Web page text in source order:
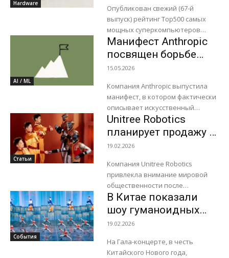
наиболее...
Hardware
производительности
в 2 Эфлопс и стал
самым мощным в
мире
Опубликован свежий (67-й
выпуск) рейтинг Top500 самых
мощных суперкомпьютеров
мира. Первое место, впервые,
заняла китайская система
LineShine, ранее не входившая в
список. Суперкомпьютер
обошел...
AI / ML
Манифест Anthropic
посвящен борьбе
США и Китая за ИИ
15.05.2026
Компания Anthropic выпустила
манифест, в котором фактически
описывает искусственный
интеллект как ключевую
геополитическую технологию XXI
века и предупреждает мир о
грядущей эпохе
автоматизированного
авторитаризма. ИИ...
Статьи
Unitree Robotics
планирует продажу в
2026 году до 20 000
эффектного
выступления на
Гала-концерте
19.02.2026
Компания Unitree Robotics
привлекла внимание мировой
общественности после
выступления гуманоидных
роботов на Гала-концерте в
честь Китайского Нового года.
Роботы выступали вместе с
юными исполнителями...
События
В Китае показали
шоу гуманоидных
роботов на
концерте
19.02.2026
На Гала-концерте, в честь
Китайского Нового года,